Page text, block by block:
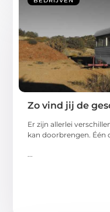
Zo vind jij de
Er zijn allerlei
kan doorbrengen. Één